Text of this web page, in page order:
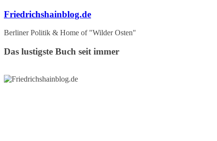
Zum
springen
Friedrichshainblog.de
Berliner Politik & Home of "Wilder Osten"
Das lustigste Buch seit immer